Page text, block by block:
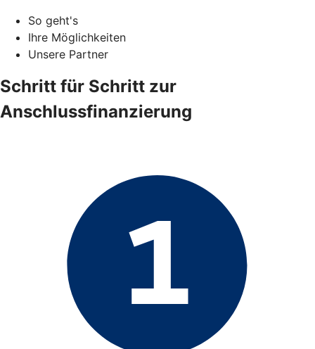
So geht's
Ihre Möglichkeiten
Unsere Partner
Schritt für Schritt zur
Anschlussfinanzierung